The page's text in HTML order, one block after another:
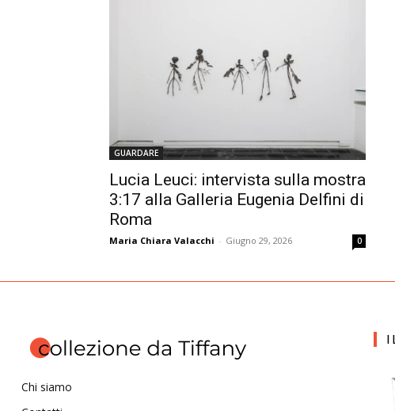
GUARDARE
Lucia Leuci: intervista sulla mostra
3:17 alla Galleria Eugenia Delfini di
Roma
Maria Chiara Valacchi - Giugno 29, 2026 0
Chi siamo
I